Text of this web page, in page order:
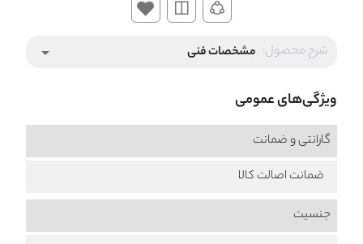
شرح محصول: مشخصات فنی arrow_drop_down
ویژگی‌های عمومی
گارانتی و ضمانت
ضمانت اصالت کالا
جنسیت